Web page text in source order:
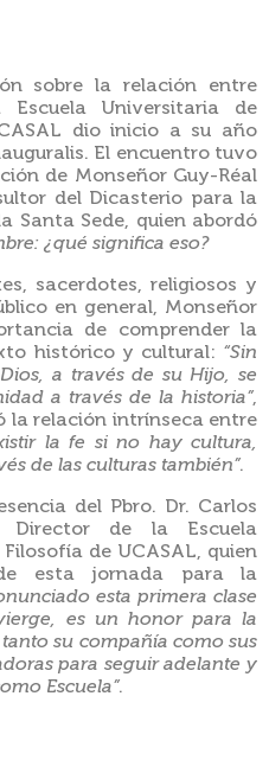
sobre la relación entre
Universitaria de
dio inicio a su año
El encuentro tuvo
de Monseñor Guy-Réal
del Dicasterio para la
Santa Sede, quien abordó
¿qué significa eso?
sacerdotes, religiosos y
en general, Monseñor
de comprender la
histórico y cultural: “Sin
a través de su Hijo, se
a través de la historia”,
la relación intrínseca entre
la fe si no hay cultura,
de las culturas también”.
del Pbro. Dr. Carlos
Director de la Escuela
de UCASAL, quien
esta jornada para la
esta primera clase
es un honor para la
su compañía como sus
para seguir adelante y
Escuela”.